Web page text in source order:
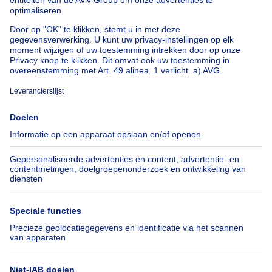
Huis te koop Spanje
Huis te koop Luxemburg
Huis te koop Nederland
Over
Immoweb
Pers
Jobs
Axel Springer Group
SeLoger.com
Immowelt.de
Tools
Belfius
Verzekeringen
Verhuis checklist
Hulp
Veelgestelde vragen
Volg ons